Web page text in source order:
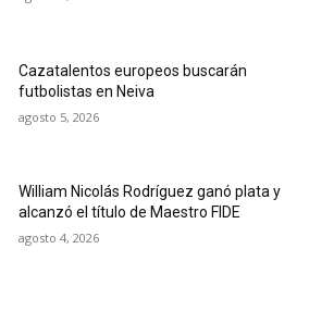
Cazatalentos europeos buscarán
futbolistas en Neiva
agosto 5, 2026
William Nicolás Rodríguez ganó plata y
alcanzó el título de Maestro FIDE
agosto 4, 2026